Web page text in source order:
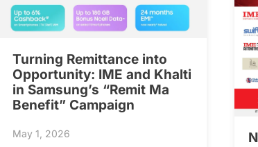
Turning Remittance into
Opportunity: IME and Khalti
in Samsung’s “Remit Ma
Benefit” Campaign
May 1, 2026